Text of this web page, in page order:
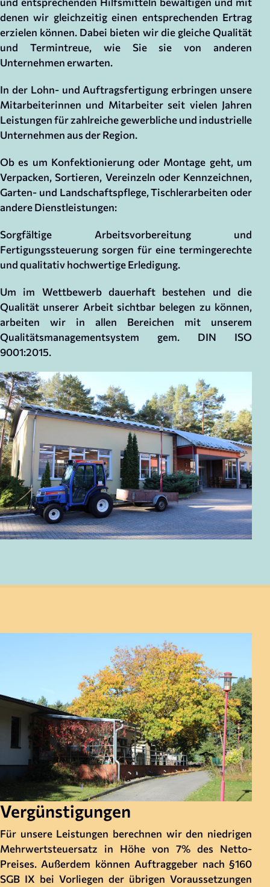
denen wir gleichzeitig einen entsprechenden Ertrag
erzielen können. Dabei bieten wir die gleiche Qualität
und Termintreue, wie Sie sie von anderen
Unternehmen erwarten.
In der Lohn- und Auftragsfertigung erbringen unsere
Mitarbeiterinnen und Mitarbeiter seit vielen Jahren
Leistungen für zahlreiche gewerbliche und industrielle
Unternehmen aus der Region.
Ob es um Konfektionierung oder Montage geht, um
Verpacken, Sortieren, Vereinzeln oder Kennzeichnen,
Garten- und Landschaftspflege, Tischlerarbeiten oder
andere Dienstleistungen:
Sorgfältige Arbeitsvorbereitung und
Fertigungssteuerung sorgen für eine termingerechte
und qualitativ hochwertige Erledigung.
Um im Wettbewerb dauerhaft bestehen und die
Qualität unserer Arbeit sichtbar belegen zu können,
arbeiten wir in allen Bereichen mit unserem
Qualitätsmanagementsystem gem. DIN ISO
9001:2015.
Vergünstigungen
Für unsere Leistungen berechnen wir den niedrigen
Mehrwertsteuersatz in Höhe von 7% des Netto-
Preises. Außerdem können Auftraggeber nach §160
SGB IX bei Vorliegen der übrigen Voraussetzungen